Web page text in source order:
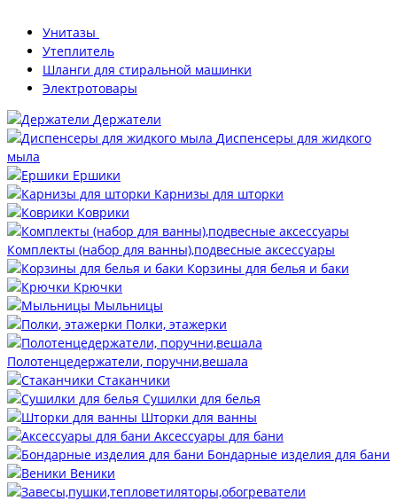
Унитазы
Утеплитель
Шланги для стиральной машинки
Электротовары
Держатели
Диспенсеры для жидкого
мыла
Ершики
Карнизы для шторки
Коврики
Комплекты (набор для ванны),подвесные аксессуары
Корзины для белья и баки
Крючки
Мыльницы
Полки, этажерки
Полотенцедержатели, поручни,вешала
Стаканчики
Сушилки для белья
Шторки для ванны
Аксессуары для бани
Бондарные изделия для бани
Веники